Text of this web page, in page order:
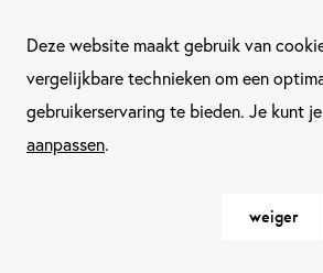
Deze website maakt gebruik van
vergelijkbare technieken om een
gebruikerservaring te bieden. Je kunt je
aanpassen.
weiger